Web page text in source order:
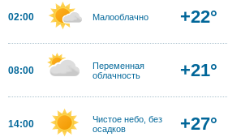
02:00 Малооблачно +22°
08:00
Переменная
облачность
+21°
14:00
Чистое небо, без
осадков
+27°